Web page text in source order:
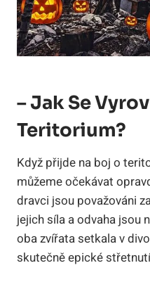
– Jak Se
Teritorium?
Když přijde na boj o
můžeme očekávat
dravci jsou považováni
jejich síla a odvaha jsou
oba zvířata setkala v
skutečně epické